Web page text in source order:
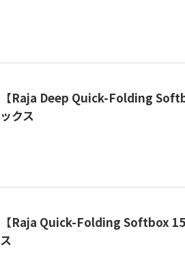
【Raja Deep Quick-Folding
ックス
【Raja Quick-Folding Softbox
ス